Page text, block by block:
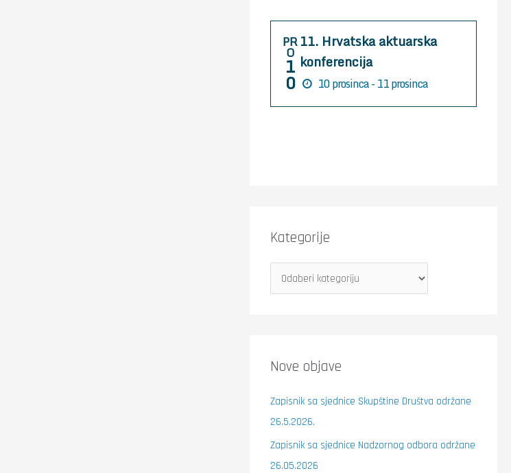
PR
O
1
0
11. Hrvatska aktuarska
konferencija
10 prosinca - 11 prosinca
Kategorije
Nove objave
Zapisnik sa sjednice Skupštine Društva održane
26.5.2026.
Zapisnik sa sjednice Nadzornog odbora održane
26.05.2026